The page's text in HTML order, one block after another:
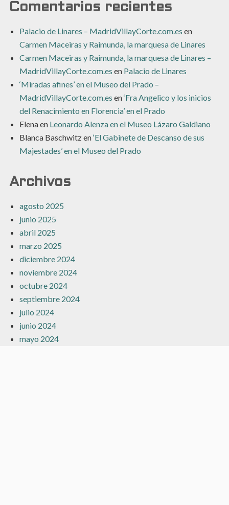
Comentarios recientes
Palacio de Linares – MadridVillayCorte.com.es en
Carmen Maceiras y Raimunda, la marquesa de Linares
Carmen Maceiras y Raimunda, la marquesa de Linares –
MadridVillayCorte.com.es en Palacio de Linares
‘Miradas afines’ en el Museo del Prado –
MadridVillayCorte.com.es en‘Fra Angelico y los inicios
del Renacimiento en Florencia’ en el Prado
Elenaen Leonardo Alenza en el Museo Lázaro Galdiano
Blanca Baschwitzen‘El Gabinete de Descanso de sus
Majestades’ en el Museo del Prado
Archivos
agosto 2025
junio 2025
abril 2025
marzo 2025
diciembre 2024
noviembre 2024
octubre 2024
septiembre 2024
julio 2024
junio 2024
mayo 2024